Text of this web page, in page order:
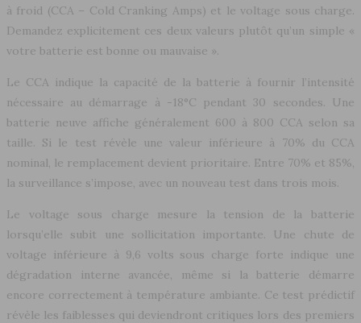
à froid (CCA – Cold Cranking Amps) et le voltage sous charge.
Demandez explicitement ces deux valeurs plutôt qu’un simple «
votre batterie est bonne ou mauvaise ».
Le CCA indique la capacité de la batterie à fournir l’intensité
nécessaire au démarrage à -18°C pendant 30 secondes. Une
batterie neuve affiche généralement 600 à 800 CCA selon sa
taille. Si le test révèle une valeur inférieure à 70% du CCA
nominal, le remplacement devient prioritaire. Entre 70% et 85%,
la surveillance s’impose, avec un nouveau test dans trois mois.
Le voltage sous charge mesure la tension de la batterie
lorsqu’elle subit une sollicitation importante. Une chute de
voltage inférieure à 9,6 volts sous charge forte indique une
dégradation interne avancée, même si la batterie démarre
encore correctement à température ambiante. Ce test prédictif
révèle les faiblesses qui deviendront critiques lors des premiers